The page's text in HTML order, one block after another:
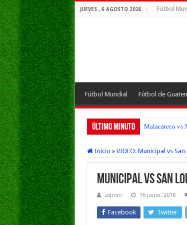
JUEVES , 6 AGOSTO 2026 Fútbol
Fútbol Mundial Fútbol de
Último Minuto Malacateco vs
Inicio » VIDEO: Municipal vs
Municipal vs San
admin 16 junio, 2016
Facebook Twitter